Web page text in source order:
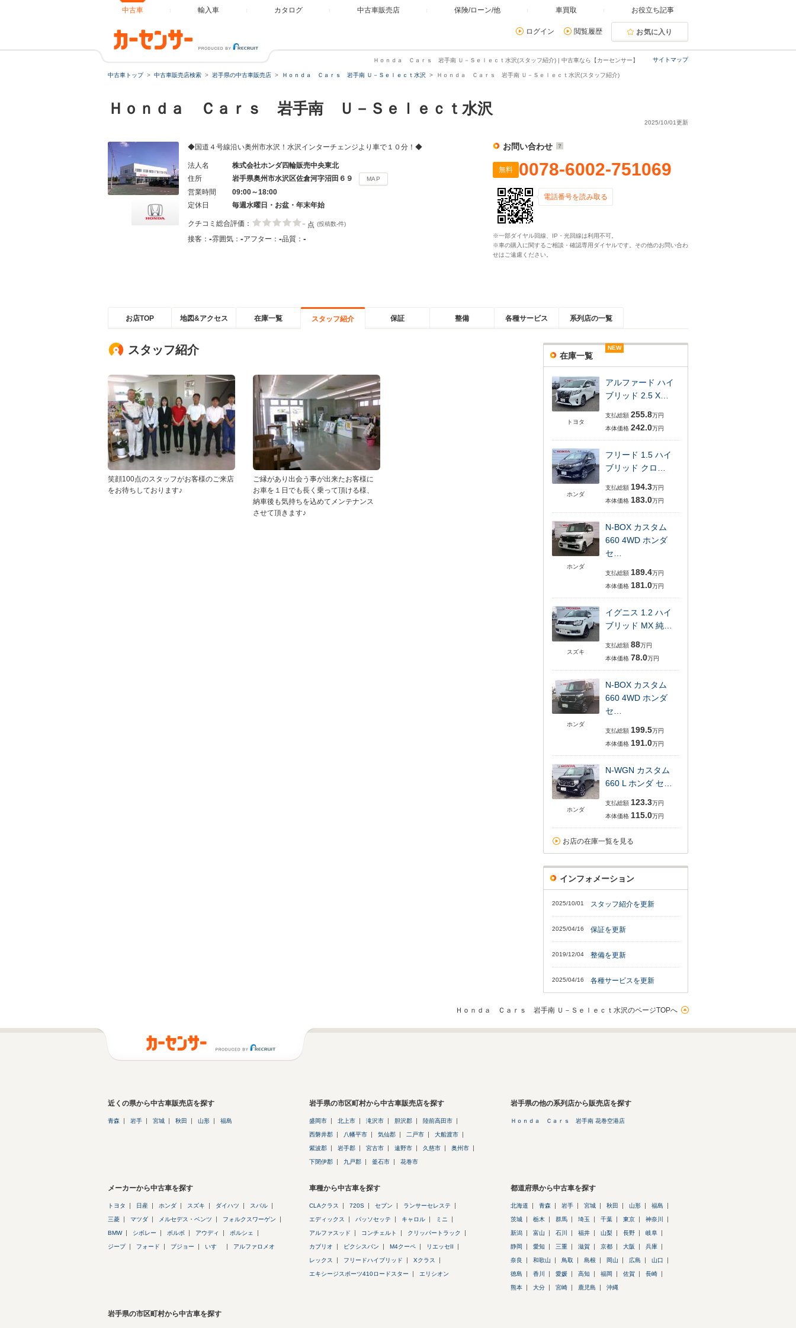
中古車 輸入車 カタログ 中古車販売店 保険/ローン/他 車買取 お役立ち記事
ログイン 閲覧履歴 お気に入り
サイトマップ
Ｈｏｎｄａ Ｃａｒｓ 岩手南 Ｕ－Ｓｅｌｅｃｔ水沢(スタッフ紹介) | 中古車なら【カーセンサー】
中古車トップ 中古車販売店検索 岩手県の中古車販売店 Ｈｏｎｄａ Ｃａｒｓ 岩手南 Ｕ－Ｓｅｌｅｃｔ水沢 Ｈｏｎｄａ Ｃａｒｓ 岩手南 Ｕ－Ｓｅｌｅｃｔ水沢(スタッフ紹介)
Ｈｏｎｄａ Ｃａｒｓ 岩手南 Ｕ－Ｓｅｌｅｃｔ水沢
2025/10/01更新
◆国道４号線沿い奥州市水沢！水沢インターチェンジより車で１０分！◆
法人名
株式会社ホンダ四輪販売中央東北
住所
岩手県奥州市水沢区佐倉河字沼田６９ MAP
営業時間
09:00～18:00
定休日
毎週水曜日・お盆・年末年始
クチコミ総合評価： - 点 (投稿数-件)
接客： -雰囲気： -アフター： -品質： -
お問い合わせ
無料 0078-6002-751069
電話番号を読み取る
※一部ダイヤル回線、IP・光回線は利用不可。
※車の購入に関するご相談・確認専用ダイヤルです。その他のお問い合わ
せはご遠慮ください。
お店TOP 地図&アクセス 在庫一覧 スタッフ紹介 保証 整備 各種サービス 系列店の一覧
スタッフ紹介
笑顔100点のスタッフがお客様のご来店
をお待ちしております♪
ご縁があり出会う事が出来たお客様に
お車を１日でも長く乗って頂ける様、
納車後も気持ちを込めてメンテナンス
させて頂きます♪
在庫一覧
トヨタ
NEW
アルファード ハイ
ブリッド 2.5 X…
支払総額 255.8万円
本体価格 242.0万円
ホンダ
NEW
フリード 1.5 ハイ
ブリッド クロ…
支払総額 194.3万円
本体価格 183.0万円
ホンダ
NEW
N-BOX カスタム
660 4WD ホンダ
セ…
支払総額 189.4万円
本体価格 181.0万円
スズキ
NEW
イグニス 1.2 ハイ
ブリッド MX 純…
支払総額 88万円
本体価格 78.0万円
ホンダ
NEW
N-BOX カスタム
660 4WD ホンダ
セ…
支払総額 199.5万円
本体価格 191.0万円
ホンダ
NEW
N-WGN カスタム
660 L ホンダ セ…
支払総額 123.3万円
本体価格 115.0万円
お店の在庫一覧を見る
インフォメーション
2025/10/01 スタッフ紹介を更新
2025/04/16 保証を更新
2019/12/04 整備を更新
2025/04/16 各種サービスを更新
Ｈｏｎｄａ Ｃａｒｓ 岩手南 Ｕ－Ｓｅｌｅｃｔ水沢のページTOPへ
近くの県から中古車販売店を探す
青森 岩手 宮城 秋田 山形 福島
岩手県の市区町村から中古車販売店を探す
盛岡市 北上市 滝沢市 胆沢郡 陸前高田市
西磐井郡 八幡平市 気仙郡 二戸市 大船渡市
紫波郡 岩手郡 宮古市 遠野市 久慈市 奥州市
下閉伊郡 九戸郡 釜石市 花巻市
岩手県の他の系列店から販売店を探す
Ｈｏｎｄａ Ｃａｒｓ 岩手南 花巻空港店
メーカーから中古車を探す
トヨタ 日産 ホンダ スズキ ダイハツ スバル
三菱 マツダ メルセデス・ベンツ フォルクスワーゲン
BMW シボレー ボルボ アウディ ポルシェ
ジープ フォード プジョー いすゞ アルファロメオ
車種から中古車を探す
CLAクラス 720S セブン ランサーセレステ
エディックス パッソセッテ キャロル ミニ
アルファスッド コンチェルト クリッパートラック
カブリオ ピクシスバン M4クーペ リエッセII
レックス フリードハイブリッド Xクラス
エキシージスポーツ410ロードスター エリシオン
都道府県から中古車を探す
北海道 青森 岩手 宮城 秋田 山形 福島
茨城 栃木 群馬 埼玉 千葉 東京 神奈川
新潟 富山 石川 福井 山梨 長野 岐阜
静岡 愛知 三重 滋賀 京都 大阪 兵庫
奈良 和歌山 鳥取 島根 岡山 広島 山口
徳島 香川 愛媛 高知 福岡 佐賀 長崎
熊本 大分 宮崎 鹿児島 沖縄
岩手県の市区町村から中古車を探す